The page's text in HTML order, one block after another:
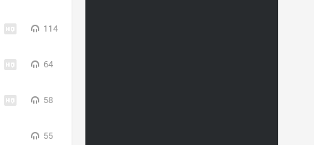
114
64
58
55